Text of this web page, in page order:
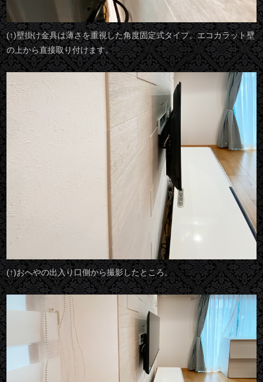
(↑)壁掛け金具は薄さを重視した角度固定式タイプ。エコカラット壁
の上から直接取り付けます。
(↑)おへやの出入り口側から撮影したところ。